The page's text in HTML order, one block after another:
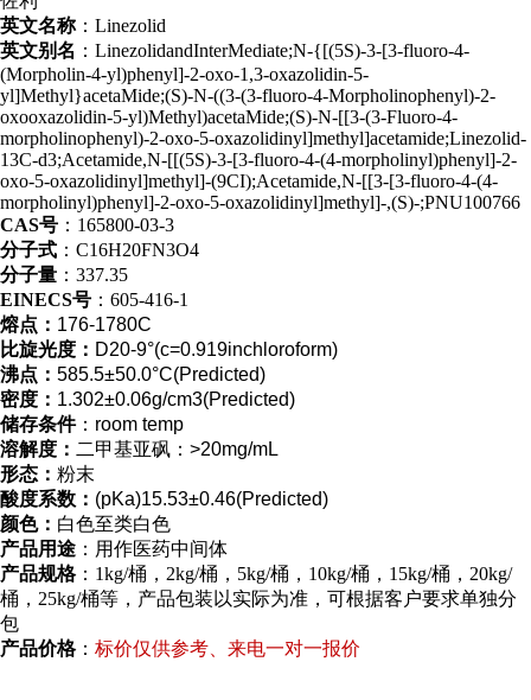
英文名称：Linezolid
英文别名 ：LinezolidandInterMediate;N-{[(5S)-3-[3-fluoro-4-
(Morpholin-4-yl)phenyl]-2-oxo-1,3-oxazolidin-5-
yl]Methyl}acetaMide;(S)-N-((3-(3-fluoro-4-Morpholinophenyl)-2-
oxooxazolidin-5-yl)Methyl)acetaMide;(S)-N-[[3-(3-Fluoro-4-
morpholinophenyl)-2-oxo-5-oxazolidinyl]methyl]acetamide;Linezolid-
13C-d3;Acetamide,N-[[(5S)-3-[3-fluoro-4-(4-morpholinyl)phenyl]-2-
oxo-5-oxazolidinyl]methyl]-(9CI);Acetamide,N-[[3-[3-fluoro-4-(4-
morpholinyl)phenyl]-2-oxo-5-oxazolidinyl]methyl]-,(S)-;PNU100766
CAS号 ：165800-03-3
分子式 ：C16H20FN3O4
分子量 ：337.35
EINECS号 ：605-416-1
熔点： 176-1780C
比旋光度： D20-9°(c=0.919inchloroform)
沸点： 585.5±50.0°C(Predicted)
密度： 1.302±0.06g/cm3(Predicted)
储存条件：room temp
溶解度： 二甲基亚砜：>20mg/mL
形态： 粉末
酸度系数： (pKa)15.53±0.46(Predicted)
颜色： 白色至类白色
产品用途 ：用作医药中间体
产品规格：1kg/桶，2kg/桶，5kg/桶，10kg/桶，15kg/桶，20kg/
桶，25kg/桶等，产品包装以实际为准，可根据客户要求单独分
包
产品价格： 标价仅供参考、来电一对一报价